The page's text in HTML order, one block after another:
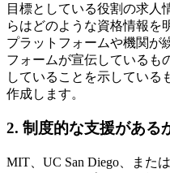
目標としている役割の求人
らはどのような資格情報を
プラットフォームや機関が
フォームが宣伝しているも
していることを示している
作成します。
2. 制度的な支援がある
MIT、UC San Diego、また